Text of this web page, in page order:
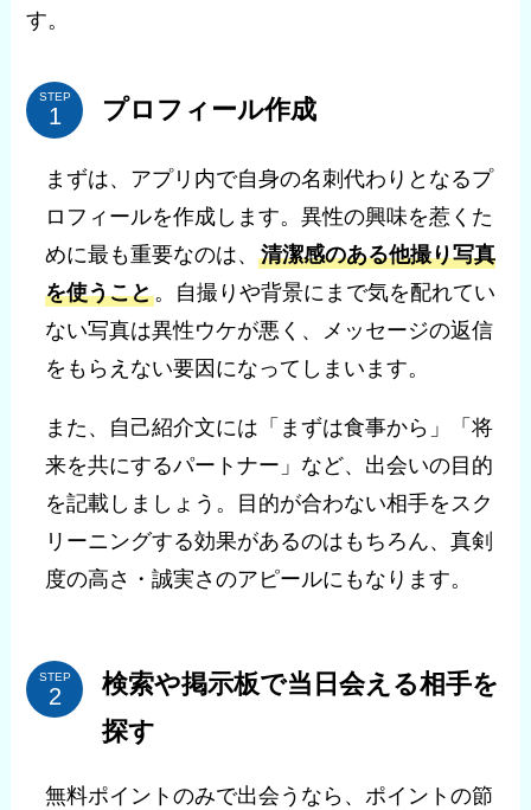
す。
STEP プロフィール作成
まずは、アプリ内で自身の名刺代わりとなるプ
ロフィールを作成します。異性の興味を惹くた
めに最も重要なのは、清潔感のある他撮り写真
を使うこと。自撮りや背景にまで気を配れてい
ない写真は異性ウケが悪く、メッセージの返信
をもらえない要因になってしまいます。
また、自己紹介文には「まずは食事から」「将
来を共にするパートナー」など、出会いの目的
を記載しましょう。目的が合わない相手をスク
リーニングする効果があるのはもちろん、真剣
度の高さ・誠実さのアピールにもなります。
STEP
検索や掲示板で当日会える相手を
探す
無料ポイントのみで出会うなら、ポイントの節